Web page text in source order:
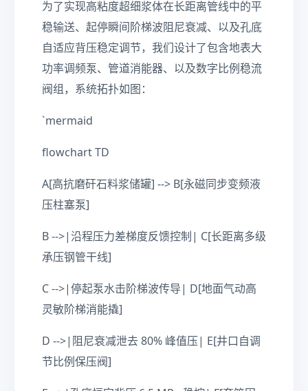
为了实现高粘度超细浆体在长距离管线中的平
稳输送、起停瞬间阶梯波阻尼衰减、以及孔底
自适应背压稳定调节，我们设计了包含地表大
功率调频泵、管道消能器、以及数字比例稳流
阀组，系统拓扑如图：
`mermaid
flowchart TD
A[高抗磨矸石料浆储罐] --> B[永磁同步变频液
压柱塞泵]
B -->|沿程压力差梯度反馈控制| C[长距离多级
承压钢管干线]
C -->|停起泵水击阶梯波传导| D[地面气动高
灵敏阶梯消能撬]
D -->|阻尼衰减泄去 80% 峰值压| E[井口自调
节比例保压阀]